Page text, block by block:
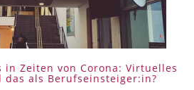
in Zeiten von Corona: Virtuelles
das als Berufseinsteiger:in?